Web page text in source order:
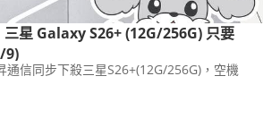
星 Galaxy S26+ (12G/256G) 只要
9)
通信同步下殺三星S26+(12G/256G)，空機